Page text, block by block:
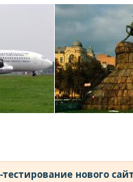
нового